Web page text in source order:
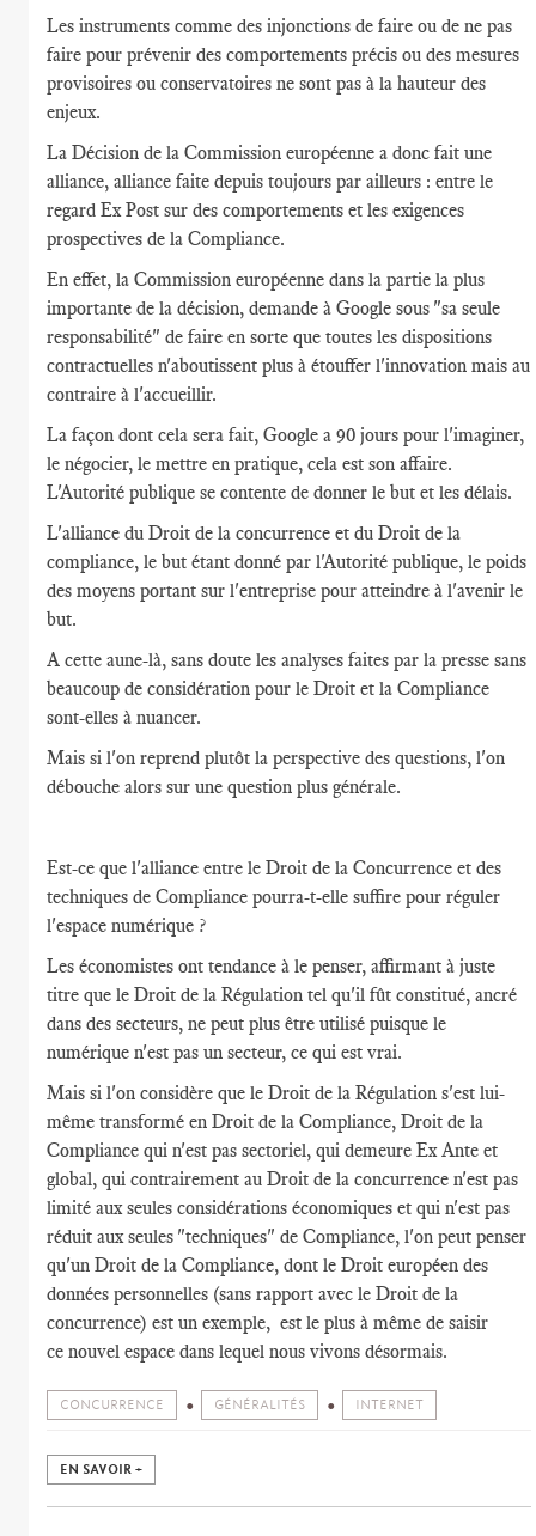
Les instruments comme des injonctions de faire ou de ne pas
faire pour prévenir des comportements précis ou des mesures
provisoires ou conservatoires ne sont pas à la hauteur des
enjeux.
La Décision de la Commission européenne a donc fait une
alliance, alliance faite depuis toujours par ailleurs : entre le
regard Ex Post sur des comportements et les exigences
prospectives de la Compliance.
En effet, la Commission européenne dans la partie la plus
importante de la décision, demande à Google sous "sa seule
responsabilité" de faire en sorte que toutes les dispositions
contractuelles n'aboutissent plus à étouffer l'innovation mais au
contraire à l'accueillir.
La façon dont cela sera fait, Google a 90 jours pour l'imaginer,
le négocier, le mettre en pratique, cela est son affaire.
L'Autorité publique se contente de donner le but et les délais.
L'alliance du Droit de la concurrence et du Droit de la
compliance, le but étant donné par l'Autorité publique, le poids
des moyens portant sur l'entreprise pour atteindre à l'avenir le
but.
A cette aune-là, sans doute les analyses faites par la presse sans
beaucoup de considération pour le Droit et la Compliance
sont-elles à nuancer.
Mais si l'on reprend plutôt la perspective des questions, l'on
débouche alors sur une question plus générale.
Est-ce que l'alliance entre le Droit de la Concurrence et des
techniques de Compliance pourra-t-elle suffire pour réguler
l'espace numérique ?
Les économistes ont tendance à le penser, affirmant à juste
titre que le Droit de la Régulation tel qu'il fût constitué, ancré
dans des secteurs, ne peut plus être utilisé puisque le
numérique n'est pas un secteur, ce qui est vrai.
Mais si l'on considère que le Droit de la Régulation s'est lui-
même transformé en Droit de la Compliance, Droit de la
Compliance qui n'est pas sectoriel, qui demeure Ex Ante et
global, qui contrairement au Droit de la concurrence n'est pas
limité aux seules considérations économiques et qui n'est pas
réduit aux seules "techniques" de Compliance, l'on peut penser
qu'un Droit de la Compliance, dont le Droit européen des
données personnelles (sans rapport avec le Droit de la
concurrence) est un exemple, est le plus à même de saisir
ce nouvel espace dans lequel nous vivons désormais.
CONCURRENCE GÉNÉRALITÉS INTERNET
EN SAVOIR +